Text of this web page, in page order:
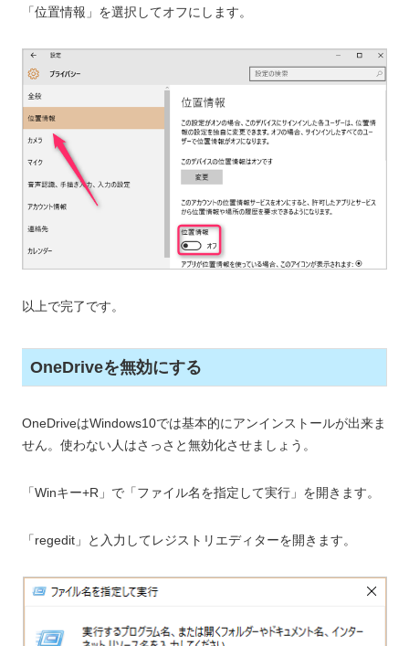
「位置情報」を選択してオフにします。
以上で完了です。
OneDriveを無効にする
OneDriveはWindows10では基本的にアンインストールが出来ま
せん。使わない人はさっさと無効化させましょう。
「Winキー+R」で「ファイル名を指定して実行」を開きます。
「regedit」と入力してレジストリエディターを開きます。